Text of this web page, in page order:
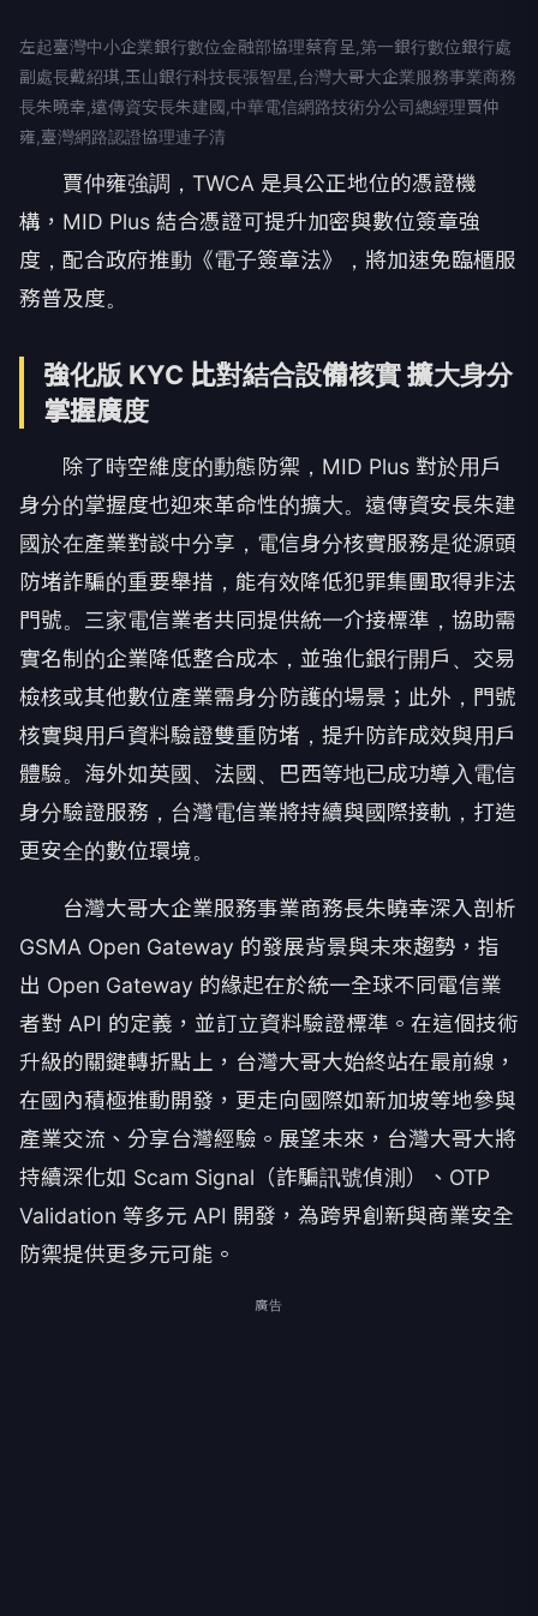
左起臺灣中小企業銀行數位金融部協理蔡育呈,第一銀行數位銀行處
副處長戴紹琪,玉山銀行科技長張智星,台灣大哥大企業服務事業商務
長朱曉幸,遠傳資安長朱建國,中華電信網路技術分公司總經理賈仲
雍,臺灣網路認證協理連子清
賈仲雍強調，TWCA 是具公正地位的憑證機
構，MID Plus 結合憑證可提升加密與數位簽章強
度，配合政府推動《電子簽章法》，將加速免臨櫃服
務普及度。
強化版 KYC 比對結合設備核實 擴大身分
掌握廣度
除了時空維度的動態防禦，MID Plus 對於用戶
身分的掌握度也迎來革命性的擴大。遠傳資安長朱建
國於在產業對談中分享，電信身分核實服務是從源頭
防堵詐騙的重要舉措，能有效降低犯罪集團取得非法
門號。三家電信業者共同提供統一介接標準，協助需
實名制的企業降低整合成本，並強化銀行開戶、交易
檢核或其他數位產業需身分防護的場景；此外，門號
核實與用戶資料驗證雙重防堵，提升防詐成效與用戶
體驗。海外如英國、法國、巴西等地已成功導入電信
身分驗證服務，台灣電信業將持續與國際接軌，打造
更安全的數位環境。
台灣大哥大企業服務事業商務長朱曉幸深入剖析
GSMA Open Gateway 的發展背景與未來趨勢，指
出 Open Gateway 的緣起在於統一全球不同電信業
者對 API 的定義，並訂立資料驗證標準。在這個技術
升級的關鍵轉折點上，台灣大哥大始終站在最前線，
在國內積極推動開發，更走向國際如新加坡等地參與
產業交流、分享台灣經驗。展望未來，台灣大哥大將
持續深化如 Scam Signal（詐騙訊號偵測）、OTP
Validation 等多元 API 開發，為跨界創新與商業安全
防禦提供更多元可能。
廣告